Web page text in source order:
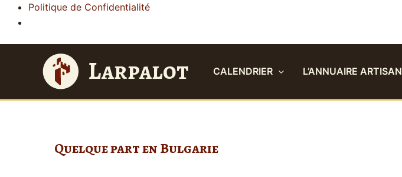
Politique de Confidentialité
Larpalot CALENDRIER L’ANNUAIRE ARTISAN
Quelque part en Bulgarie